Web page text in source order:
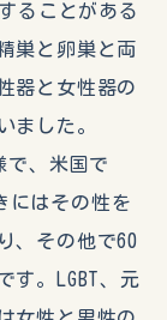
ることがある
巣と卵巣と両
器と女性器の
ました。
、米国で
にはその性を
、その他で60
す。LGBT、元